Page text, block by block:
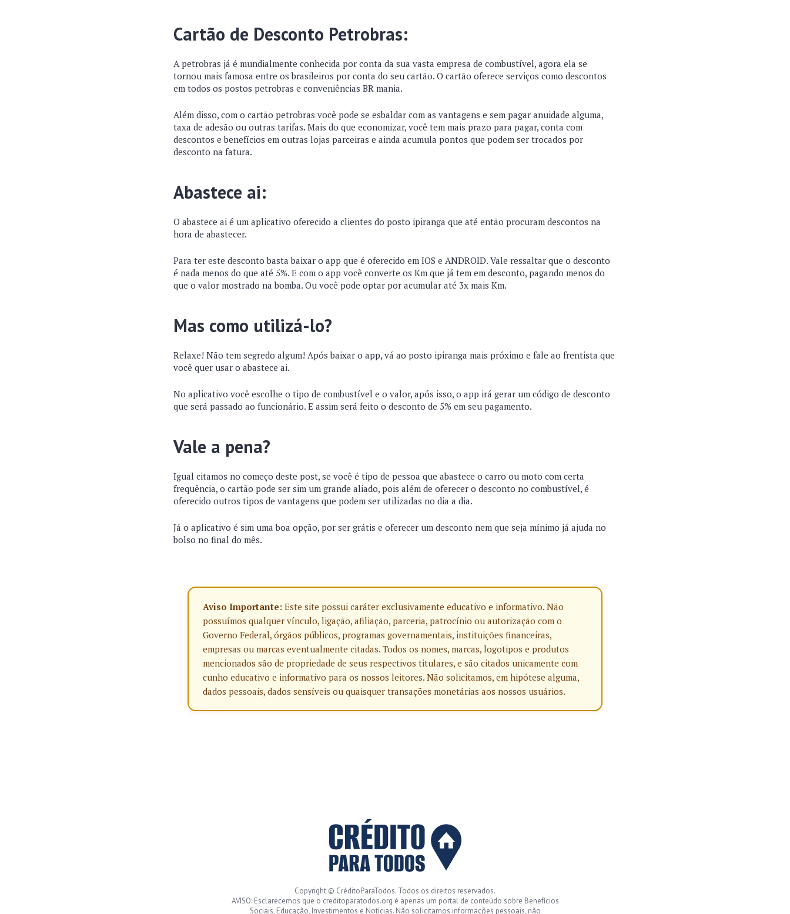
Cartão de Desconto Petrobras:
A petrobras já é mundialmente conhecida por conta da sua vasta empresa de combustível, agora ela se
tornou mais famosa entre os brasileiros por conta do seu cartão. O cartão oferece serviços como descontos
em todos os postos petrobras e conveniências BR mania.
Além disso, com o cartão petrobras você pode se esbaldar com as vantagens e sem pagar anuidade alguma,
taxa de adesão ou outras tarifas. Mais do que economizar, você tem mais prazo para pagar, conta com
descontos e benefícios em outras lojas parceiras e ainda acumula pontos que podem ser trocados por
desconto na fatura.
Abastece ai:
O abastece ai é um aplicativo oferecido a clientes do posto ipiranga que até então procuram descontos na
hora de abastecer.
Para ter este desconto basta baixar o app que é oferecido em IOS e ANDROID. Vale ressaltar que o desconto
é nada menos do que até 5%. E com o app você converte os Km que já tem em desconto, pagando menos do
que o valor mostrado na bomba. Ou você pode optar por acumular até 3x mais Km.
Mas como utilizá-lo?
Relaxe! Não tem segredo algum! Após baixar o app, vá ao posto ipiranga mais próximo e fale ao frentista que
você quer usar o abastece ai.
No aplicativo você escolhe o tipo de combustível e o valor, após isso, o app irá gerar um código de desconto
que será passado ao funcionário. E assim será feito o desconto de 5% em seu pagamento.
Vale a pena?
Igual citamos no começo deste post, se você é tipo de pessoa que abastece o carro ou moto com certa
frequência, o cartão pode ser sim um grande aliado, pois além de oferecer o desconto no combustível, é
oferecido outros tipos de vantagens que podem ser utilizadas no dia a dia.
Já o aplicativo é sim uma boa opção, por ser grátis e oferecer um desconto nem que seja mínimo já ajuda no
bolso no final do mês.
Aviso Importante: Este site possui caráter exclusivamente educativo e informativo. Não
possuímos qualquer vínculo, ligação, afiliação, parceria, patrocínio ou autorização com o
Governo Federal, órgãos públicos, programas governamentais, instituições financeiras,
empresas ou marcas eventualmente citadas. Todos os nomes, marcas, logotipos e produtos
mencionados são de propriedade de seus respectivos titulares, e são citados unicamente com
cunho educativo e informativo para os nossos leitores. Não solicitamos, em hipótese alguma,
dados pessoais, dados sensíveis ou quaisquer transações monetárias aos nossos usuários.
Copyright © CréditoParaTodos. Todos os direitos reservados.
AVISO: Esclarecemos que o creditoparatodos.org é apenas um portal de conteúdo sobre Benefícios
Sociais, Educação, Investimentos e Notícias. Não solicitamos informações pessoais, não